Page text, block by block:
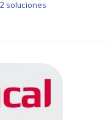
soluciones